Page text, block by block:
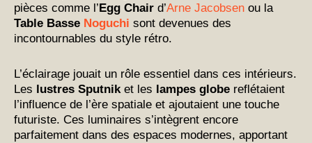
pièces comme l’Egg Chair d’Arne Jacobsen ou la
Table Basse Noguchi sont devenues des
incontournables du style rétro.
L’éclairage jouait un rôle essentiel dans ces intérieurs.
Les
lustres Sputniket les lampes globe reflétaient
l’influence de l’ère spatiale et ajoutaient une touche
futuriste. Ces luminaires s’intègrent encore
parfaitement dans des espaces modernes, apportant